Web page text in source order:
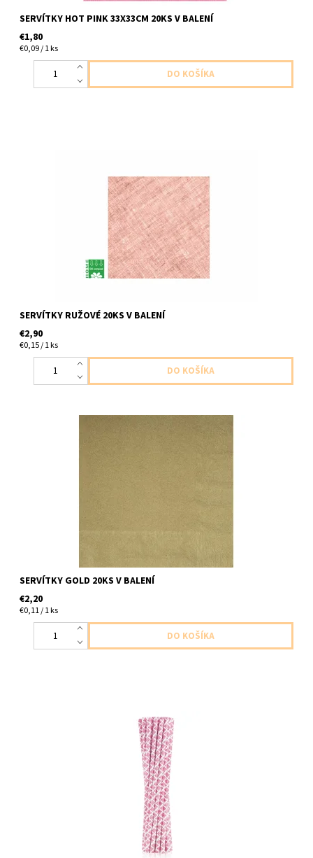
SERVÍTKY HOT PINK 33X33CM 20KS V BALENÍ
€1,80
€0,09 / 1 ks
Papierové servítky ruzove 3vrstvove 20ks v balení velkost
SERVÍTKY RUŽOVÉ 20KS V BALENÍ
€2,90
€0,15 / 1 ks
servitky papierove zlate matne 2vrstvove 20ks v balení velkost
SERVÍTKY GOLD 20KS V BALENÍ
€2,20
€0,11 / 1 ks
papierove slamky s ruzovymi korunkami 12ks v balení dĺžka